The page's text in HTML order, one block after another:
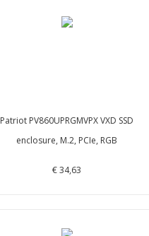
Patriot PV860UPRGMVPX VXD SSD
enclosure, M.2, PCIe, RGB
€ 34,63